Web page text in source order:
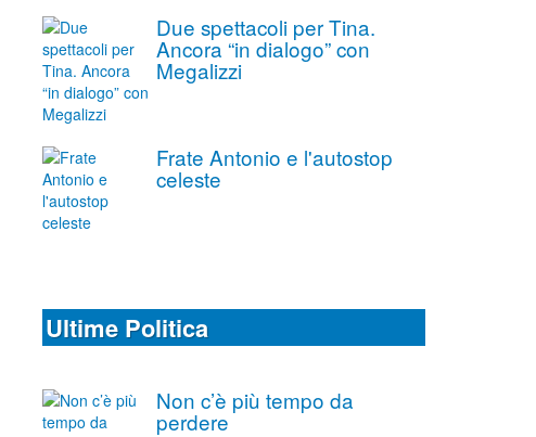
Due spettacoli per Tina.
Ancora “in dialogo” con
Megalizzi
Frate Antonio e l'autostop
celeste
Ultime Politica
Non c’è più tempo da
perdere